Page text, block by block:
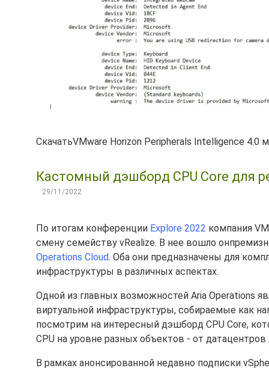
СкачатьVMware Horizon Peripherals Intelligence 4.0
Кастомный дэшборд CPU Core для
29/11/2022
По итогам конференции Explore 2022 компания
смену семейству vRealize. В нее вошло
Operations Cloud. Оба они предназначены для
инфраструктуры в различных аспектах.
Одной из главных возможностей Aria Operations
виртуальной инфраструктуры, собираемые как
посмотрим на интересный дэшборд CPU Core,
CPU на уровне разных объектов - от датацентров
В рамках анонсированной недавно подписки